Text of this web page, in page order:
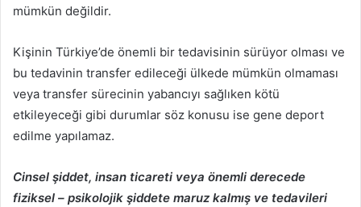
mümkün değildir.
Kişinin Türkiye’de önemli bir tedavisinin sürüyor olması ve
bu tedavinin transfer edileceği ülkede mümkün olmaması
veya transfer sürecinin yabancıyı sağlıken kötü
etkileyeceği gibi durumlar söz konusu ise gene deport
edilme yapılamaz.
Cinsel şiddet, insan ticareti veya önemli derecede
fiziksel – psikolojik şiddete maruz kalmış ve tedavileri